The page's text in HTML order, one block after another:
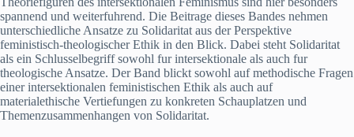
spannend und weiterfuhrend. Die Beitrage dieses Bandes nehmen
unterschiedliche Ansatze zu Solidaritat aus der Perspektive
feministisch-theologischer Ethik in den Blick. Dabei steht Solidaritat
als ein Schlusselbegriff sowohl fur intersektionale als auch fur
theologische Ansatze. Der Band blickt sowohl auf methodische Fragen
einer intersektionalen feministischen Ethik als auch auf
materialethische Vertiefungen zu konkreten Schauplatzen und
Themenzusammenhangen von Solidaritat.